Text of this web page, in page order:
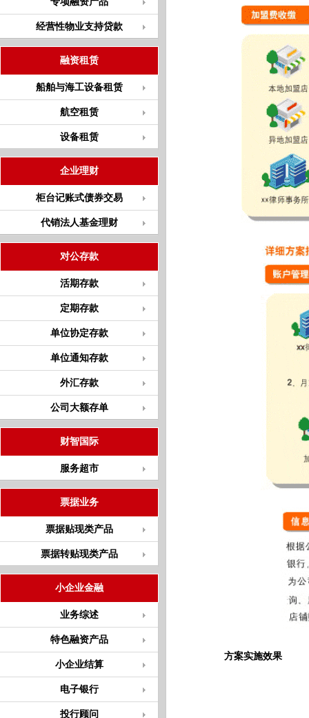
经营性物业支持贷款
融资租赁
船舶与海工设备租赁
航空租赁
设备租赁
企业理财
柜台记账式债券交易
代销法人基金理财
对公存款
活期存款
定期存款
单位协定存款
单位通知存款
外汇存款
公司大额存单
财智国际
服务超市
票据业务
票据贴现类产品
票据转贴现类产品
小企业金融
业务综述
特色融资产品
小企业结算
电子银行
投行顾问
方案实施效果